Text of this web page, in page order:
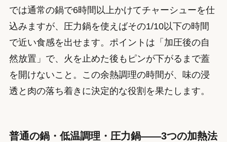
では通常の鍋で6時間以上かけてチャーシューを仕
込みますが、圧力鍋を使えばその1/10以下の時間
で近い食感を出せます。ポイントは「加圧後の自
然放置」で、火を止めた後もピンが下がるまで蓋
を開けないこと。この余熱調理の時間が、味の浸
透と肉の落ち着きに決定的な役割を果たします。
普通の鍋・低温調理・圧力鍋——3つの加熱法